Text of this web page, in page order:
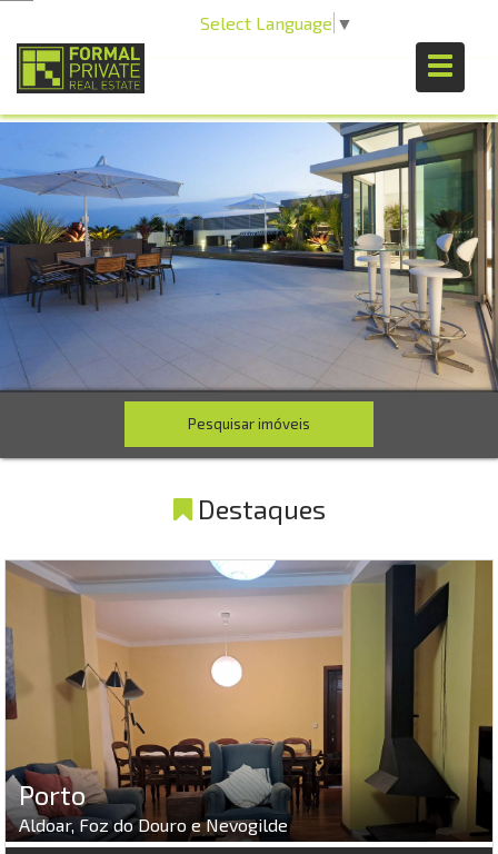
Select Language ▼
Pesquisar imóveis
Destaques
Porto
Aldoar, Foz do Douro e Nevogilde